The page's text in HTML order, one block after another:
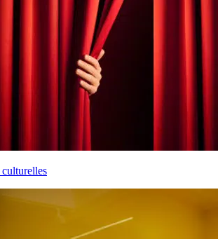
culturelles